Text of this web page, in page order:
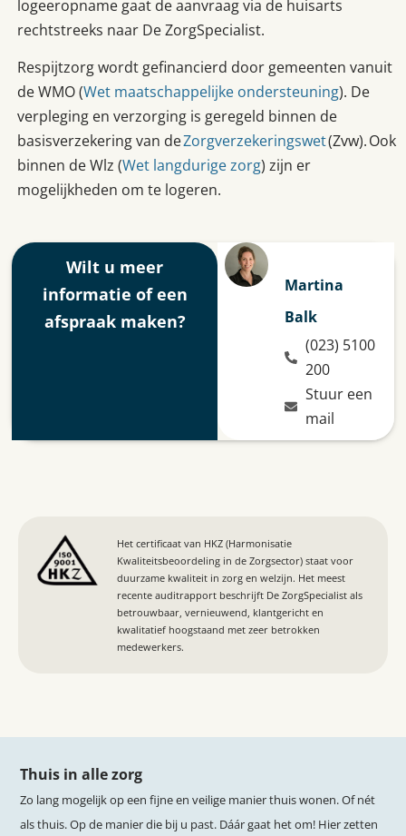
logeeropname gaat de aanvraag via de huisarts
rechtstreeks naar De ZorgSpecialist.
Respijtzorg wordt gefinancierd door gemeenten vanuit
de WMO (Wet maatschappelijke ondersteuning). De
verpleging en verzorging is geregeld binnen de
basisverzekering van deZorgverzekeringswet(Zvw). Ook
binnen de Wlz (Wet langdurige zorg) zijn er
mogelijkheden om te logeren.
Wilt u meer
informatie of een
afspraak maken?​
Martina
Balk
(023) 5100
200
Stuur een
mail
Het certificaat van HKZ (Harmonisatie
Kwaliteitsbeoordeling in de Zorgsector) staat voor
duurzame kwaliteit in zorg en welzijn. Het meest
recente auditrapport beschrijft De ZorgSpecialist als
betrouwbaar, vernieuwend, klantgericht en
kwalitatief hoogstaand met zeer betrokken
medewerkers.
Thuis in alle zorg
Zo lang mogelijk op een fijne en veilige manier thuis wonen. Of nét
als thuis. Op de manier die bij u past. Dáár gaat het om! Hier zetten